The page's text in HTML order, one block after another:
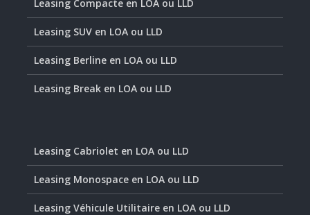
Leasing Compacte en LOA ou LLD
Leasing SUV en LOA ou LLD
Leasing Berline en LOA ou LLD
Leasing Break en LOA ou LLD
Leasing Cabriolet en LOA ou LLD
Leasing Monospace en LOA ou LLD
Leasing Véhicule Utilitaire en LOA ou LLD